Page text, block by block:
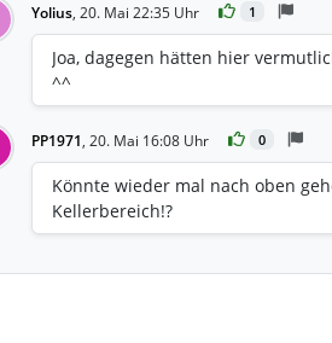
Yolius, 20. Mai 22:35 Uhr 1
Joa, dagegen hätten hier
^^
PP1971, 20. Mai 16:08 Uhr 0
Könnte wieder mal nach oben
Kellerbereich!?